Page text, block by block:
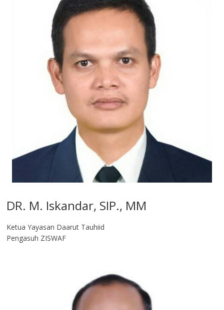
DR. M. Iskandar, SIP., MM
Ketua Yayasan Daarut Tauhiid
Pengasuh ZISWAF